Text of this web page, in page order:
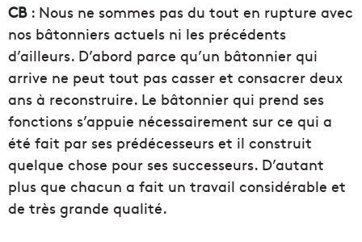
CB: Nous ne sommes pas du tout en rupture avec
nos bâtonniers actuels ni les précédents
d’ailleurs. D’abord parce qu’un bâtonnier qui
arrive ne peut tout pas casser et consacrer deux
ans à reconstruire. Le bâtonnier qui prend ses
fonctions s’appuie nécessairement sur ce qui a
été fait par ses prédécesseurs et il construit
quelque chose pour ses successeurs. D’autant
plus que chacun a fait un travail considérable et
de très grande qualité.